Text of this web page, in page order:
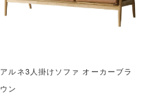
アルネ3人掛けソファ オーカーブラ
ウン